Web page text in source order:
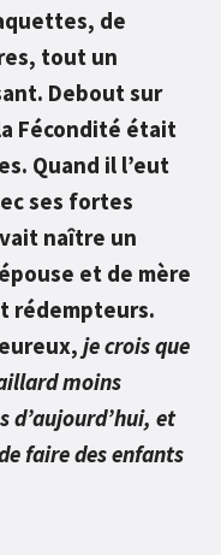
de
tout un
Debout sur
Fécondité était
Quand il l’eut
ses fortes
naître un
et de mère
rédempteurs.
je crois que
moins
d’aujourd’hui, et
faire des enfants